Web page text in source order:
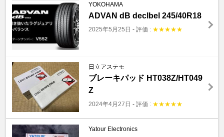
YOKOHAMA
ADVAN dB declbel 245/40R18
2025年5月25日 - 評価 : ★★★★★
日立アステモ
ブレーキパッド HT038Z/HT049
Z
2024年4月27日 - 評価 : ★★★★★
Yatour Electronics